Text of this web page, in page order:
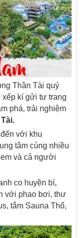
Thần Tài quý
xếp kí gửi tư trang
phá, trải nghiệm
với khu
tâm cùng nhiều
và cả người
co huyền bí,
với phao bơi, thư
tắm Sauna Thổ,